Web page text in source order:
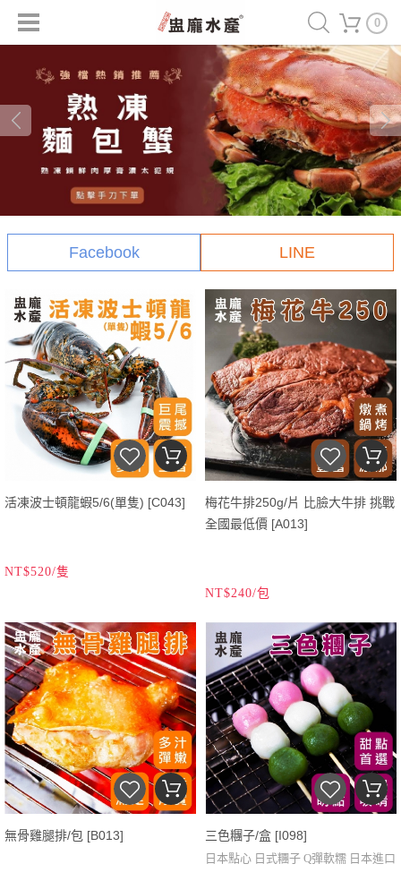
0
Facebook LINE
活凍波士頓龍蝦5/6(單隻) [C043]
NT$520/隻
梅花牛排250g/片 比臉大牛排 挑戰
全國最低價 [A013]
NT$240/包
無骨雞腿排/包 [B013] 三色糰子/盒 [I098]
日本點心 日式糰子 Q彈軟糯 日本進口